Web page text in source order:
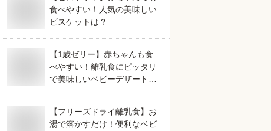
食べやすい！人気の美味しい
ビスケットは？
【1歳ゼリー】赤ちゃんも食
べやすい！離乳食にピッタリ
で美味しいベビーデザートの
【フリーズドライ離乳食】お
湯で溶かすだけ！便利なベビ